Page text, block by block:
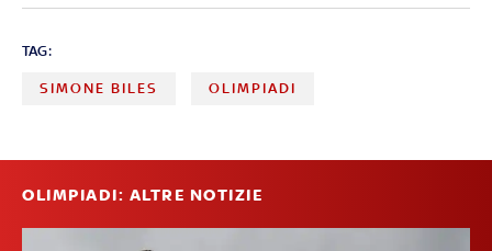
TAG:
SIMONE BILES OLIMPIADI
OLIMPIADI: ALTRE NOTIZIE